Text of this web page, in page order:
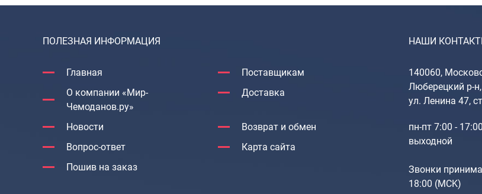
ПОЛЕЗНАЯ ИНФОРМАЦИЯ
Главная
Поставщикам
О компании «Мир-
Чемоданов.ру»
Доставка
Новости
Возврат и обмен
Вопрос-ответ
Карта сайта
Пошив на заказ
НАШИ
140060,
Люберецкий р-
ул. Ленина 47,
пн-пт 7:00 -
выходной
Звонки
18:00 (МCK)